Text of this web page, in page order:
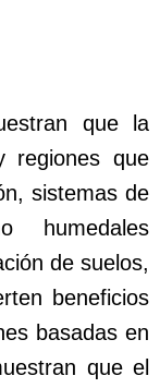
que la
regiones que
sistemas de
humedales
de suelos,
beneficios
basadas en
que el